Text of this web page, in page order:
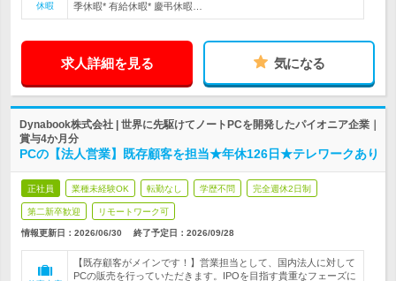
休暇
季休暇* 有給休暇* 慶弔休暇…
求人詳細を見る 気になる
Dynabook株式会社 | 世界に先駆けてノートPCを開発したパイオニア企業｜
賞与4か月分
PCの【法人営業】既存顧客を担当★年休126日★テレワークあり
正社員 業種未経験OK 転勤なし 学歴不問 完全週休2日制
第二新卒歓迎 リモートワーク可
情報更新日：2026/06/30 終了予定日： 2026/09/28
【既存顧客がメインです！】営業担当として、国内法人に対して
PCの販売を行っていただきます。IPOを目指す貴重なフェーズに